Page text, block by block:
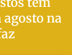
agosto na